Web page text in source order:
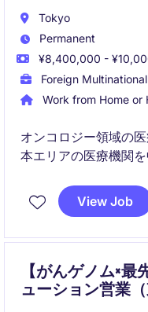
Tokyo
Permanent
¥8,400,000 -
Foreign Multinational
Work from Home or
オンコロジー領域の
本エリアの医療機関
師との関係構築を通
る役割です。
View Job
【がんゲノム×
ューション営業（